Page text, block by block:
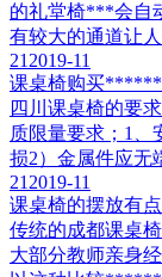
的礼堂椅***会自
有较大的通道让
21 2019-11
课桌椅购买
四川课桌椅的要
质限量要求；1、
损2）金属件应无
21 2019-11
课桌椅的摆放有
传统的成都课桌
大部分教师亲身